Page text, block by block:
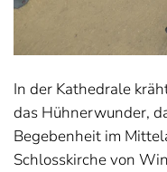
In der Kathedrale
das Hühnerwunder,
Begebenheit im
Schlosskirche von